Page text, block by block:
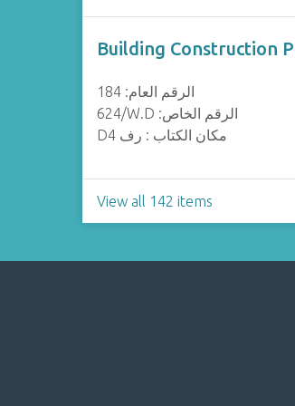
Building Construction
الرقم العام: 184
624/W.D :الرقم الخاص
D4 مكان الكتاب : رف
View all 142 items